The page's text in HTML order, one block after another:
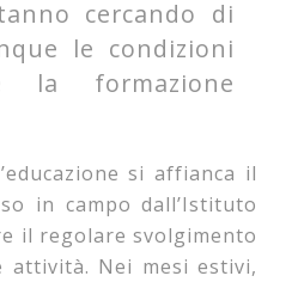
cercando di
le condizioni
la formazione
si affianca il
in campo dall’Istituto
il regolare svolgimento
attività. Nei mesi estivi,